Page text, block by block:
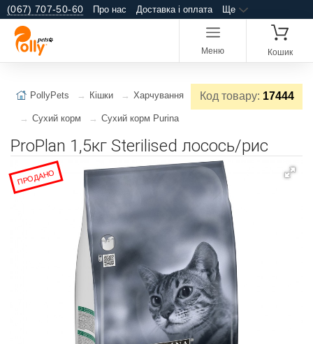
(067) 707-50-60 Про нас Доставка і оплата Ще
Меню Кошик
Код товару: 17444
PollyPets Кішки Харчування
Сухий корм Сухий корм Purina
ProPlan 1,5кг Sterilised лосось/рис
ПРОДАНО